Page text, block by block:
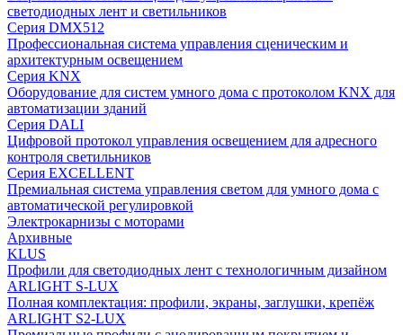
светодиодных лент и светильников
Серия DMX512
Профессиональная система управления сценическим и
архитектурным освещением
Серия KNX
Оборудование для систем умного дома с протоколом KNX для
автоматизации зданий
Серия DALI
Цифровой протокол управления освещением для адресного
контроля светильников
Серия EXCELLENT
Премиальная система управления светом для умного дома с
автоматической регулировкой
Электрокарнизы с моторами
Архивные
KLUS
Профили для светодиодных лент с технологичным дизайном
ARLIGHT S-LUX
Полная комплектация: профили, экраны, заглушки, крепёж
ARLIGHT S2-LUX